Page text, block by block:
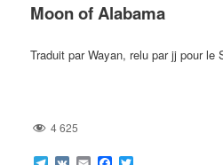
Moon of Alabama
Traduit par Wayan, relu par jj pour le
4 625